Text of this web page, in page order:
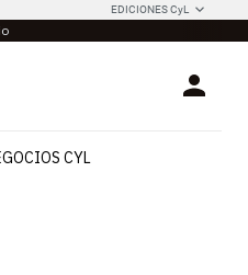
EDICIONES CyL
Login
CYL